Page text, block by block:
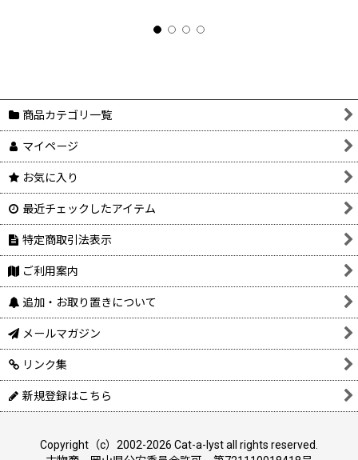
商品カテゴリ一覧
マイページ
お気に入り
最近チェックしたアイテム
特定商取引法表示
ご利用案内
追加・お取り置きについて
メールマガジン
リンク集
新規登録はこちら
Copyright（c）2002-2026 Cat-a-lyst all rights reserved.